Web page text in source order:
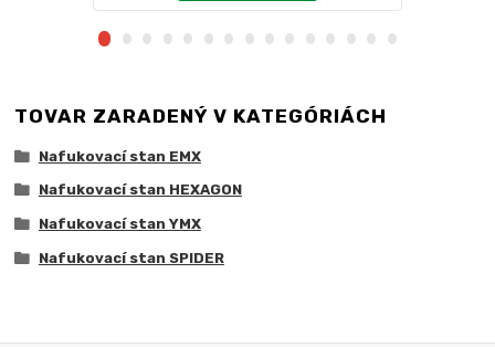
TOVAR ZARADENÝ V KATEGÓRIÁCH
Nafukovací stan EMX
Nafukovací stan HEXAGON
Nafukovací stan YMX
Nafukovací stan SPIDER